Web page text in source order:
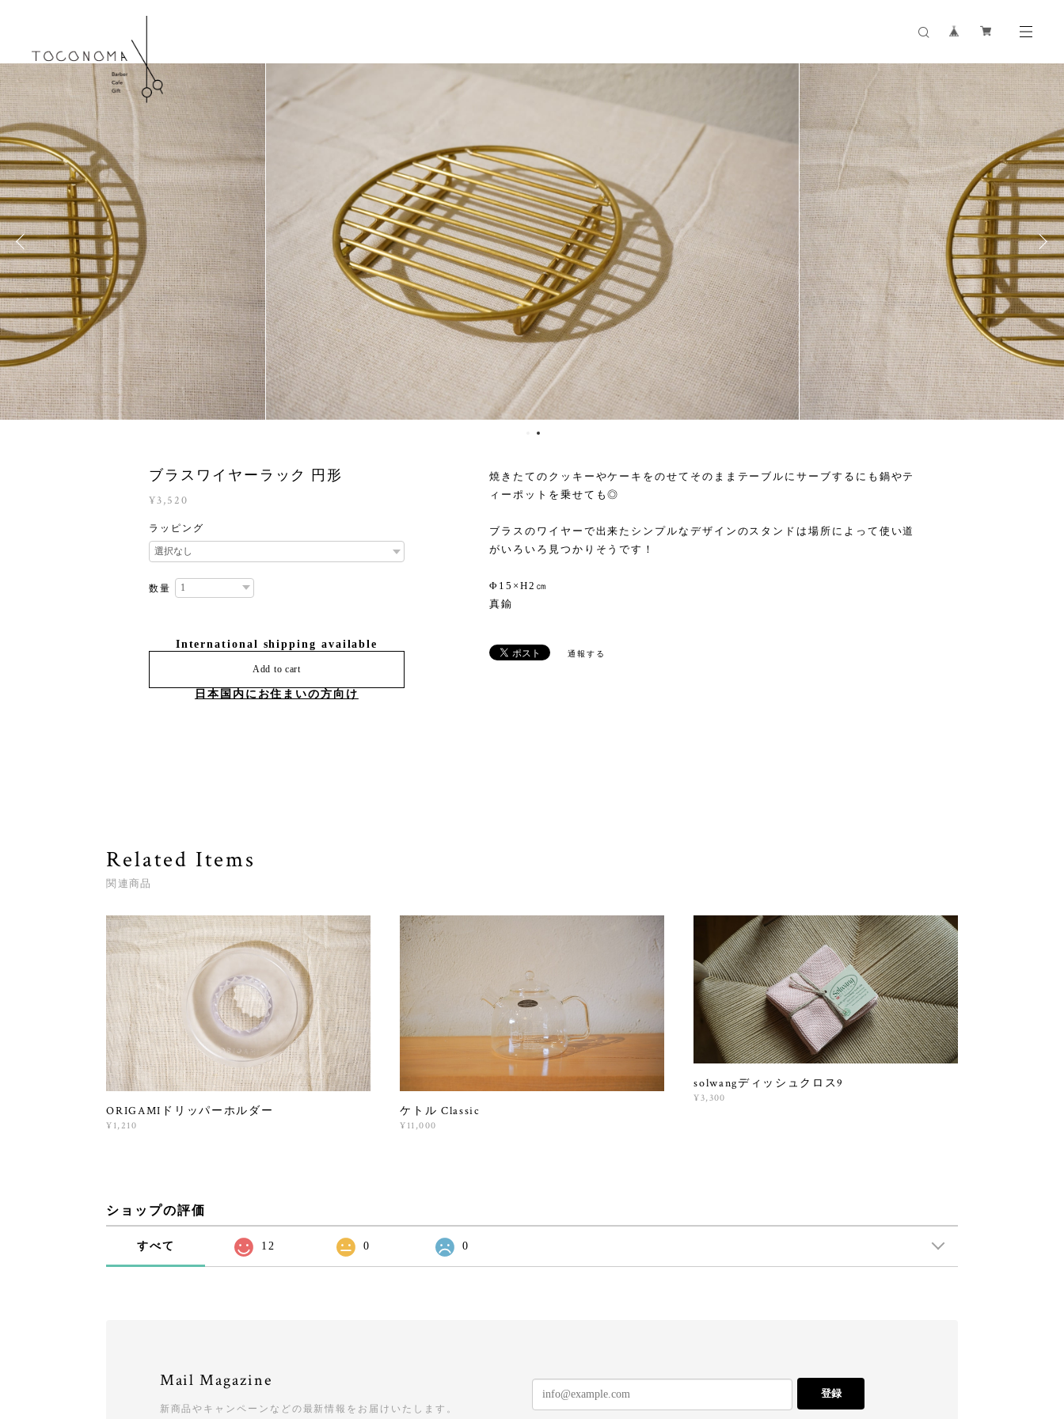
ブラスワイヤーラック 円形
¥3,520
ラッピング
数量
International shipping available
Add to cart
日本国内にお住まいの方向け
焼きたてのクッキーやケーキをのせてそのままテーブルにサーブするにも鍋やテ
ィーポットを乗せても◎
ブラスのワイヤーで出来たシンプルなデザインのスタンドは場所によって使い道
がいろいろ見つかりそうです！
Φ15×H2㎝
真鍮
通報する
Related Items
関連商品
ORIGAMIドリッパーホルダー
¥1,210
ケトル Classic
¥11,000
solwangディッシュクロス9
¥3,300
ショップの評価
すべて 12 0 0
Mail Magazine
新商品やキャンペーンなどの最新情報をお届けいたします。
登録